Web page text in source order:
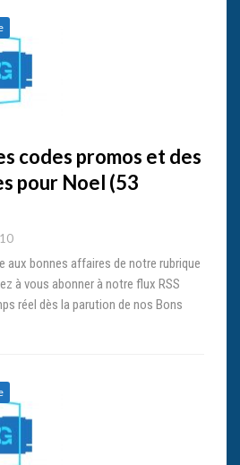
codes promos et des
pour Noel (53
aux bonnes affaires de notre rubrique
à vous abonner à notre flux RSS
réel dès la parution de nos Bons